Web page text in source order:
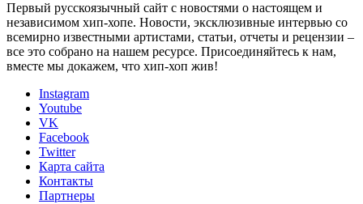
Первый русскоязычный сайт с новостями о настоящем и
независимом хип-хопе. Новости, эксклюзивные интервью со
всемирно известными артистами, статьи, отчеты и рецензии –
все это собрано на нашем ресурсе. Присоединяйтесь к нам,
вместе мы докажем, что хип-хоп жив!
Instagram
Youtube
VK
Facebook
Twitter
Карта сайта
Контакты
Партнеры